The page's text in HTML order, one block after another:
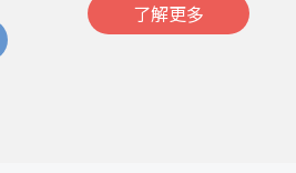
了解更多